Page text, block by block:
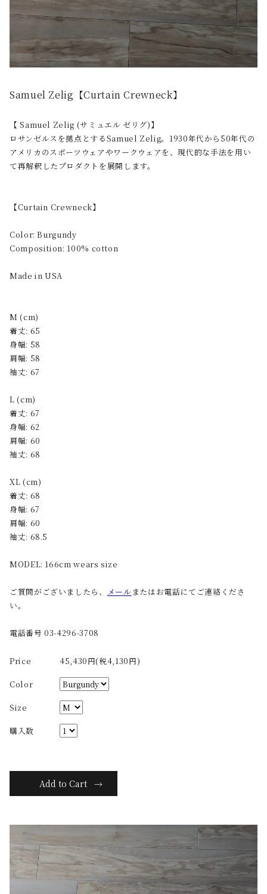
Samuel Zelig【Curtain Crewneck】
【 Samuel Zelig (サミュエル ゼリグ)】
ロサンゼルスを拠点とするSamuel Zelig。1930年代から50年代の
アメリカのスポーツウェアやワークウェアを、現代的な手法を用い
て再解釈したプロダクトを展開します。
【Curtain Crewneck】
Color: Burgundy
Composition: 100% cotton
Made in USA
M (cm)
着丈: 65
身幅: 58
肩幅: 58
袖丈: 67
L (cm)
着丈: 67
身幅: 62
肩幅: 60
袖丈: 68
XL (cm)
着丈: 68
身幅: 67
肩幅: 60
袖丈: 68.5
MODEL: 166cm wears size
ご質問がございましたら、 メール またはお電話にてご連絡くださ
い。
電話番号 03-4296-3708
Price 45,430円(税4,130円)
Color
Size
購入数